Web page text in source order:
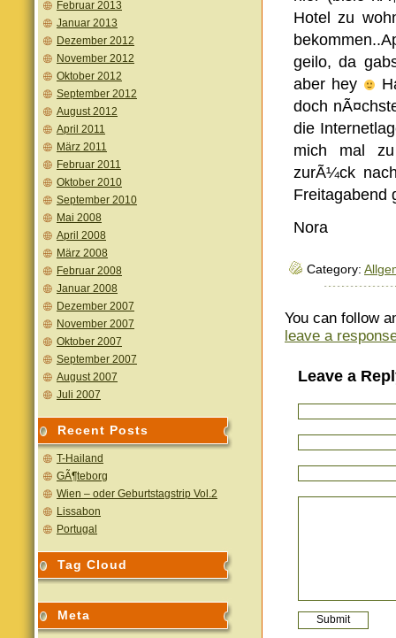
Februar 2013
Januar 2013
Dezember 2012
November 2012
Oktober 2012
September 2012
August 2012
April 2011
März 2011
Februar 2011
Oktober 2010
September 2010
Mai 2008
April 2008
März 2008
Februar 2008
Januar 2008
Dezember 2007
November 2007
Oktober 2007
September 2007
August 2007
Juli 2007
Recent Posts
T-Hailand
GÃ¶teborg
Wien – oder Geburtstagstrip Vol.2
Lissabon
Portugal
Tag Cloud
Meta
Hotel zu
geilo, da
aber hey
doch
die
mich mal
zurÃ¼ck
Freitagabend
Nora
Category:
You can follow
leave a
Leave a